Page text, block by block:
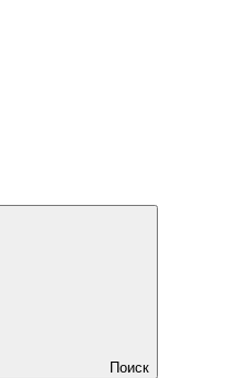
Поиск